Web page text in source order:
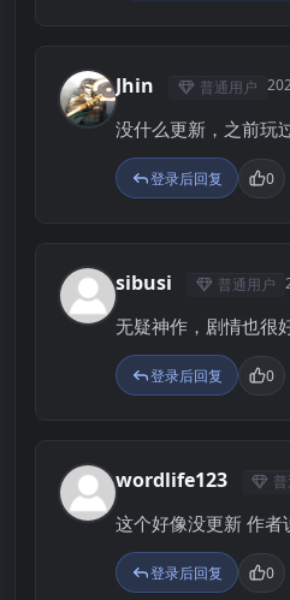
J Jhin 普通用户
没什么更新，之前玩
登录后回复 0
S sibusi 普通用户
无疑神作，剧情也很
登录后回复 0
W wordlife123
这个好像没更新 作者
登录后回复 0